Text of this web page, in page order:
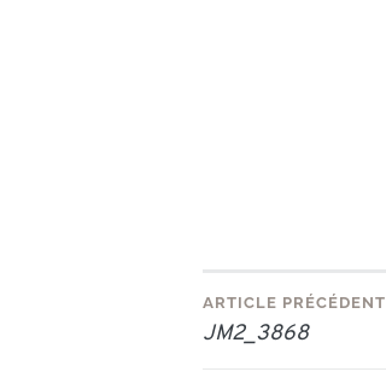
Navigation
de
ARTICLE PRÉCÉDENT
JM2_3868